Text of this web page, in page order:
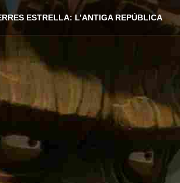
ESTRELLA: L’ANTIGA REPÚBLICA